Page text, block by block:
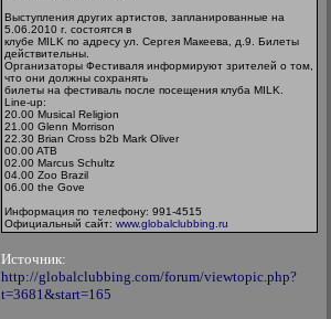
Выступления других артистов, запланированные на
5.06.2010 г. состоятся в
клубе MILK по адресу ул. Сергея Макеева, д.9. Билеты
действительны.
Организаторы Фестиваля информируют зрителей о том,
что они должны сохранять
билеты на фестиваль после посещения клуба MILK.
Line-up:
20.00 Musical Religion
21.00 Glenn Morrison
22.30 Brian Cross b2b Mark Oliver
00.00 ATB
02.00 Marcus Schultz
04.00 Zoo Brazil
06.00 the Gove
Информация по телефону: 991-4515
Официальный сайт: www.globalclubbing.ru
Источник:
http://globalclubbing.com/forum/viewtopic.php?
t=3681&start=165